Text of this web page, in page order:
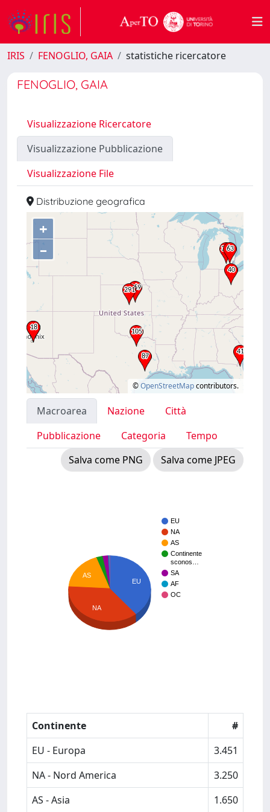
IRIS FENOGLIO, GAIA statistiche ricercatore
FENOGLIO, GAIA
Visualizzazione Ricercatore
Visualizzazione Pubblicazione
Visualizzazione File
Distribuzione geografica
+
–
©OpenStreetMapcontributors.
Macroarea Nazione
Città
Pubblicazione
Categoria
Tempo
Salva come PNG
Salva come JPEG
EU
NA
AS
Continente
sconos…
SA
AF
OC
EU
AS
NA
Continente
#
EU - Europa
3.451
NA - Nord America
3.250
AS - Asia
1.650